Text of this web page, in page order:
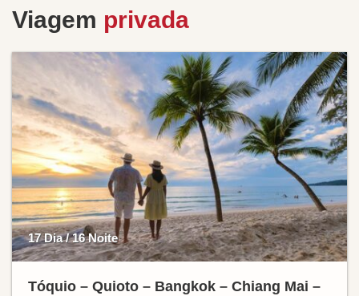
Viagem privada
17 Dia / 16 Noite
Tóquio – Quioto – Bangkok – Chiang Mai –